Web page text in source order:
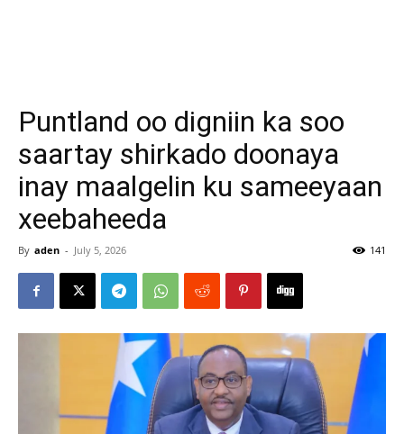
Puntland oo digniin ka soo
saartay shirkado doonaya
inay maalgelin ku sameeyaan
xeebaheeda
By aden - July 5, 2026 141